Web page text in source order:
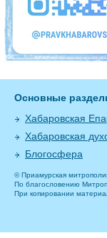
Основные
Хабаровская
Хабаровская
Блогосфера
© Приамурская
По благословению
При копировании